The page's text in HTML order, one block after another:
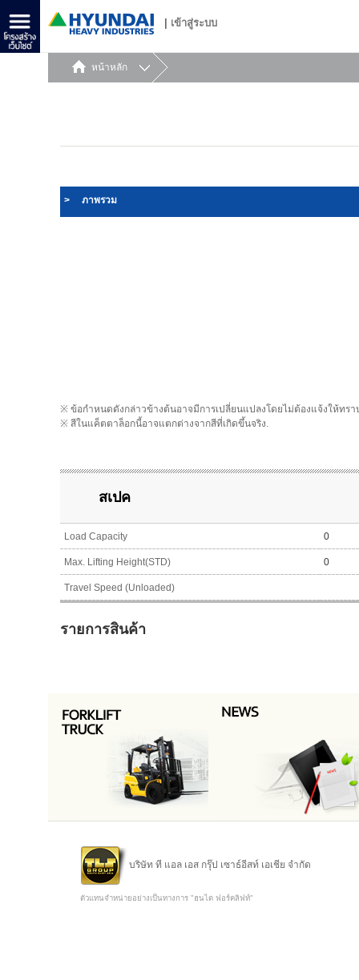
เข้าสู่ระบบ
หน้าหลัก
> ภาพรวม
※ ข้อกำหนดดังกล่าวข้างต้นอาจมีการเปลี่ยนแปลงโดยไม่ต้องแจ้งให้ทร
※ สีในแค็ตตาล็อกนี้อาจแตกต่างจากสีที่เกิดขึ้นจริง.
สเปค
Load Capacity 0
Max. Lifting Height(STD) 0
Travel Speed (Unloaded)
รายการสินค้า
บริษัท ที แอล เอส กรุ๊ป เซาธ์อีสท์ เอเชีย จำกัด
ตัวแทนจำหน่ายอย่างเป็นทางการ "ฮุนได ฟอร์คลิฟท์"